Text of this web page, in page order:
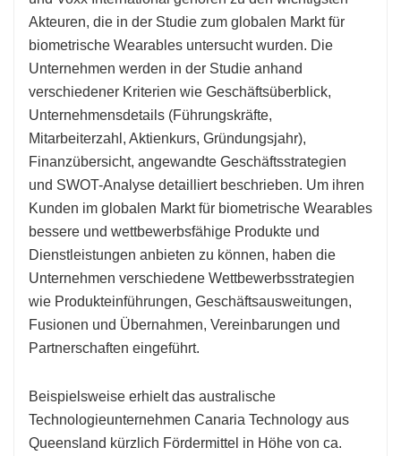
Akteuren, die in der Studie zum globalen Markt für
biometrische Wearables untersucht wurden. Die
Unternehmen werden in der Studie anhand
verschiedener Kriterien wie Geschäftsüberblick,
Unternehmensdetails (Führungskräfte,
Mitarbeiterzahl, Aktienkurs, Gründungsjahr),
Finanzübersicht, angewandte Geschäftsstrategien
und SWOT-Analyse detailliert beschrieben. Um ihren
Kunden im globalen Markt für biometrische Wearables
bessere und wettbewerbsfähige Produkte und
Dienstleistungen anbieten zu können, haben die
Unternehmen verschiedene Wettbewerbsstrategien
wie Produkteinführungen, Geschäftsausweitungen,
Fusionen und Übernahmen, Vereinbarungen und
Partnerschaften eingeführt.
Beispielsweise erhielt das australische
Technologieunternehmen Canaria Technology aus
Queensland kürzlich Fördermittel in Höhe von ca.